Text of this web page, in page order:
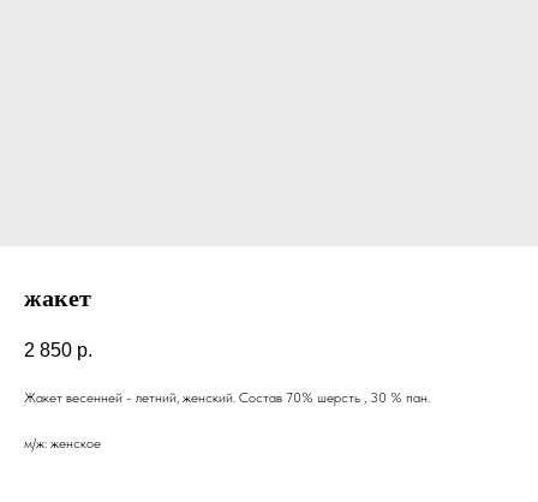
жакет
2 850 р.
Жакет весенней - летний, женский. Состав 70% шерсть , 30 % пан.
м/ж: женское